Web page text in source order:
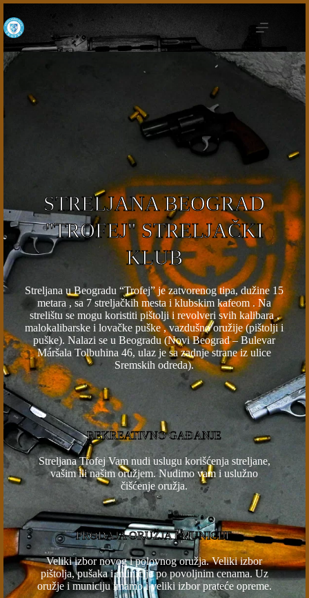
STRELJANA BEOGRAD
"TROFEJ" STRELJAČKI
KLUB
Streljana u Beogradu “Trofej” je zatvorenog tipa, dužine 15
metara , sa 7 streljačkih mesta i klubskim kafeom . Na
strelištu se mogu koristiti pištolji i revolveri svih kalibara ,
malokalibarske i lovačke puške , vazdušno oružije (pištolji i
puške). Nalazi se u Beogradu (Novi Beograd – Bulevar
Maršala Tolbuhina 46, ulaz je sa zadnje strane iz ulice
Sremskih odreda).
REKREATIVNO GAĐANJE
Streljana Trofej Vam nudi uslugu korišćenja streljane,
vašim ili našim oružjem. Nudimo vam i uslužno
čišćenje oružja.
PRODAJA ORUŽJA I MUNICIJE
Veliki izbor novog i polovnog oružja. Veliki izbor
pištolja, pušaka i municije po povoljnim cenama. Uz
oružje i municiju imamo i veliki izbor prateće opreme.